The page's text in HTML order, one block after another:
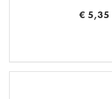
€ 5,35